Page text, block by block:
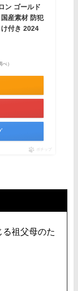
ン ゴールド
産素材 防犯
付き 2024
）
ポチップ
祖父母のた